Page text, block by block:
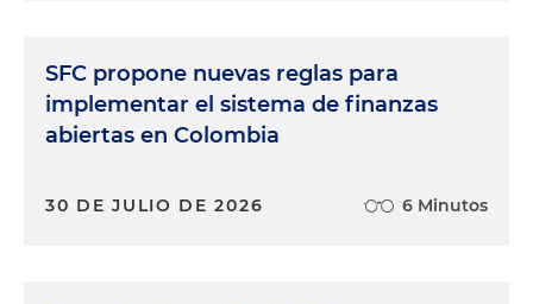
SFC propone nuevas reglas para
implementar el sistema de finanzas
abiertas en Colombia
30 DE JULIO DE 2026 6 Minutos